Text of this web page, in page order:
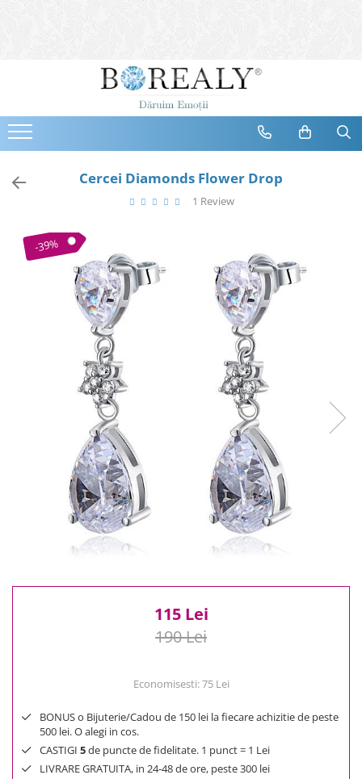
Bijuterii
Cercei
Bratari
Coliere
Tiare
Destinatari
Bijuterii Femei
Bijuterii Copii
Bijuterii Mirese
Cele mai noi
Cele mai vandute
Cele mai votate
0 Lei - 100 Lei
100 Lei - 200 Lei
200 Lei - 300 Lei
500 Lei - 1000 Lei
Cercei Diamonds Flower Drop
1 Review
-39%
115 Lei
190 Lei
Economisesti:75 Lei
BONUS o Bijuterie/Cadou de 150 lei la fiecare achizitie de peste
500 lei. O alegi in cos.
CASTIGI 5de puncte de fidelitate. 1 punct = 1 Lei
LIVRARE GRATUITA, in 24-48 de ore, peste 300 lei